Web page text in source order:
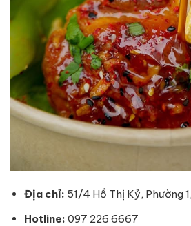
Địa chỉ: 51/4 Hồ Thị Kỷ, Phường
Hotline: 097 226 6667